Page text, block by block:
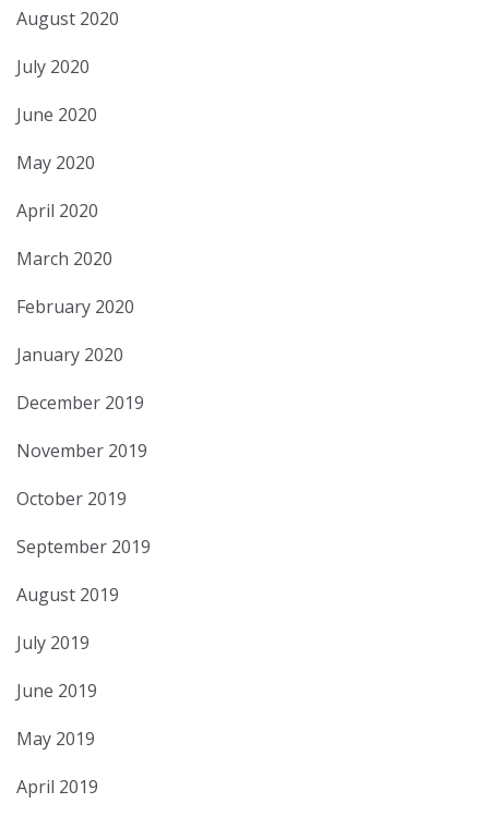
August 2020
July 2020
June 2020
May 2020
April 2020
March 2020
February 2020
January 2020
December 2019
November 2019
October 2019
September 2019
August 2019
July 2019
June 2019
May 2019
April 2019